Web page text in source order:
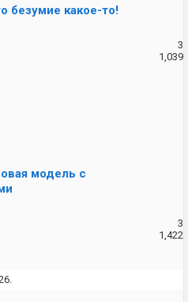
безумие какое-то!
3
1,039
модель с
3
1,422